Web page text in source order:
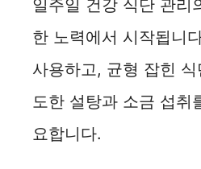
일주일 건강 식단 관리
한 노력에서 시작됩니
사용하고, 균형 잡힌
도한 설탕과 소금 섭취
요합니다.